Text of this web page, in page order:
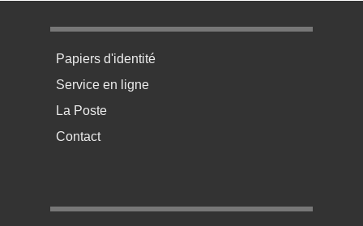
Menu pratique bas de page 1
Papiers d'identité
Service en ligne
La Poste
Contact
Menu pratique bas de page 2